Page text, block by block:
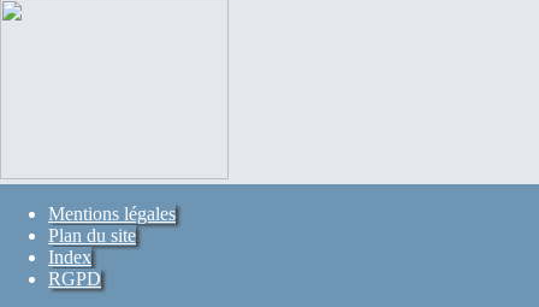
Mentions légales
Plan du site
Index
RGPD